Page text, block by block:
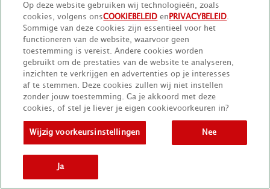
Onthoud mij
Op deze website gebruiken wij technologieën, zoals
cookies, volgens onsCOOKIEBELEID en PRIVACYBELEID
Sommige van deze cookies zijn essentieel voor het
functioneren van de website, waarvoor geen
toestemming is vereist. Andere cookies worden
gebruikt om de prestaties van de website te analyseren,
inzichten te verkrijgen en advertenties op je interesses
af te stemmen. Deze cookies zullen wij niet instellen
zonder jouw toestemming. Ga je akkoord met deze
cookies, of stel je liever je eigen cookievoorkeuren in?
Wijzig voorkeursinstellingen Nee
Ja